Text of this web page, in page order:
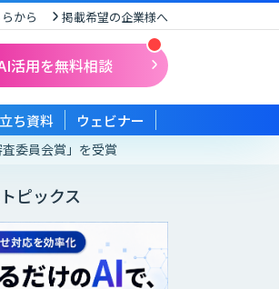
から 掲載希望の企業様へ
活用を無料相談
ち資料 ウェビナー
委員会賞」を受賞
ピックス